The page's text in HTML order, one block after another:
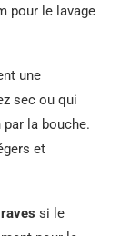
pour le lavage
une
sec ou qui
la bouche.
et
si le